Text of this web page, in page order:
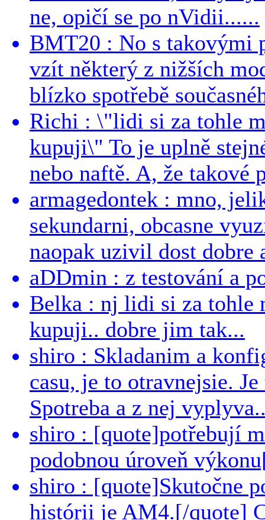
ne, opičí se po nVidii......
BMT20 : No s takovými
vzít některý z nižších
blízko spotřebě
Richi : \"lidi si za tohle
kupuji\" To je uplně
nebo naftě. A, že takové
armagedontek : mno,
sekundarni, obcasne
naopak uzivil dost dobre
aDDmin : z testování a
Belka : nj lidi si za tohle
kupuji.. dobre jim tak...
shiro : Skladanim a
casu, je to otravnejsie.
Spotreba a z nej
shiro : [quote]potřebují
podobnou úroveň
shiro : [quote]Skutočne
histórii je AM4.[/quote]